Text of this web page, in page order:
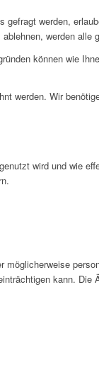
werden,
werden alle
können wie
werden. Wir
wird und wie
kann. Die